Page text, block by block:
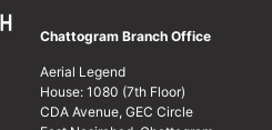
Chattogram Branch Office
Aerial Legend
House: 1080 (7th Floor)
CDA Avenue, GEC Circle